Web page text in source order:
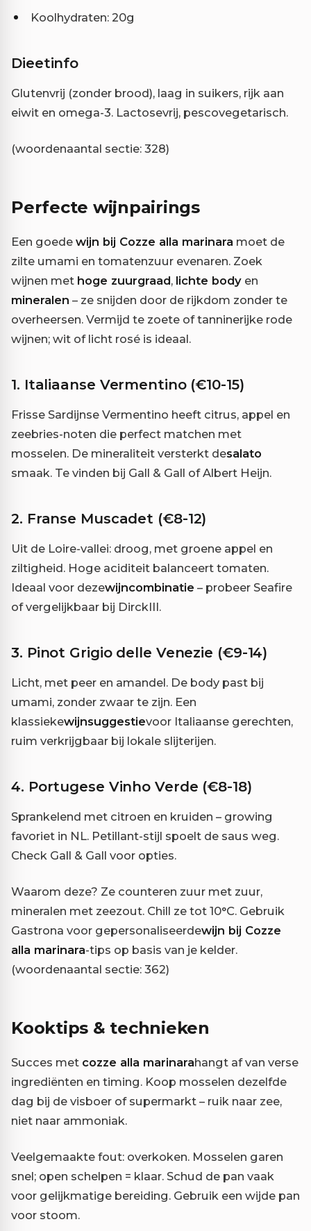
Koolhydraten: 20g
Dieetinfo
Glutenvrij (zonder brood), laag in suikers, rijk aan
eiwit en omega-3. Lactosevrij, pescovegetarisch.
(woordenaantal sectie: 328)
Perfecte wijnpairings
Een goede wijn bij Cozze alla marinara moet de
zilte umami en tomatenzuur evenaren. Zoek
wijnen met hoge zuurgraad, lichte body en
mineralen – ze snijden door de rijkdom zonder te
overheersen. Vermijd te zoete of tanninerijke rode
wijnen; wit of licht rosé is ideaal.
1. Italiaanse Vermentino (€10-15)
Frisse Sardijnse Vermentino heeft citrus, appel en
zeebries-noten die perfect matchen met
mosselen. De mineraliteit versterkt desalato
smaak. Te vinden bij Gall & Gall of Albert Heijn.
2. Franse Muscadet (€8-12)
Uit de Loire-vallei: droog, met groene appel en
ziltigheid. Hoge aciditeit balanceert tomaten.
Ideaal voor dezewijncombinatie – probeer Seafire
of vergelijkbaar bij DirckIII.
3. Pinot Grigio delle Venezie (€9-14)
Licht, met peer en amandel. De body past bij
umami, zonder zwaar te zijn. Een
klassiekewijnsuggestievoor Italiaanse gerechten,
ruim verkrijgbaar bij lokale slijterijen.
4. Portugese Vinho Verde (€8-18)
Sprankelend met citroen en kruiden – growing
favoriet in NL. Petillant-stijl spoelt de saus weg.
Check Gall & Gall voor opties.
Waarom deze? Ze counteren zuur met zuur,
mineralen met zeezout. Chill ze tot 10°C. Gebruik
Gastrona voor gepersonaliseerdewijn bij Cozze
alla marinara-tips op basis van je kelder.
(woordenaantal sectie: 362)
Kooktips & technieken
Succes met cozze alla marinarahangt af van verse
ingrediënten en timing. Koop mosselen dezelfde
dag bij de visboer of supermarkt – ruik naar zee,
niet naar ammoniak.
Veelgemaakte fout: overkoken. Mosselen garen
snel; open schelpen = klaar. Schud de pan vaak
voor gelijkmatige bereiding. Gebruik een wijde pan
voor stoom.